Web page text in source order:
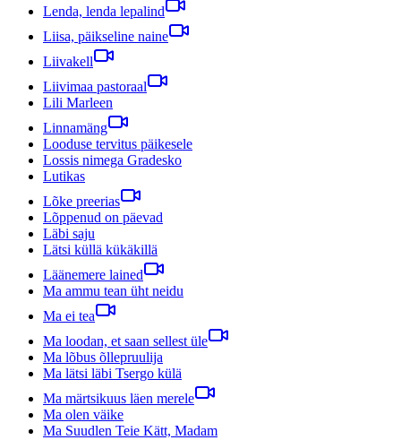
Lenda, lenda lepalind
Liisa, päikseline naine
Liivakell
Liivimaa pastoraal
Lili Marleen
Linnamäng
Looduse tervitus päikesele
Lossis nimega Gradesko
Lutikas
Lõke preerias
Lõppenud on päevad
Läbi saju
Lätsi küllä kükäkillä
Läänemere lained
Ma ammu tean üht neidu
Ma ei tea
Ma loodan, et saan sellest üle
Ma lõbus õllepruulija
Ma lätsi läbi Tsergo külä
Ma märtsikuus läen merele
Ma olen väike
Ma Suudlen Teie Kätt, Madam